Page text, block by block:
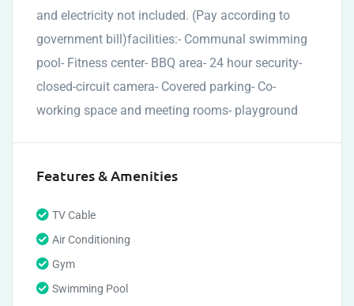
and electricity not included. (Pay according to
government bill)facilities:- Communal swimming
pool- Fitness center- BBQ area- 24 hour security-
closed-circuit camera- Covered parking- Co-
working space and meeting rooms- playground
Features & Amenities
TV Cable
Air Conditioning
Gym
Swimming Pool